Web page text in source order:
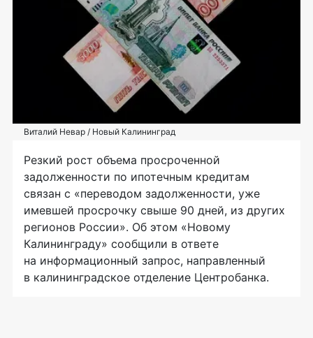
Виталий Невар / Новый Калининград
Резкий рост объема просроченной
задолженности по ипотечным кредитам
связан с «переводом задолженности, уже
имевшей просрочку свыше 90 дней, из других
регионов России». Об этом «Новому
Калининграду» сообщили в ответе
на информационный запрос, направленный
в калининградское отделение Центробанка.